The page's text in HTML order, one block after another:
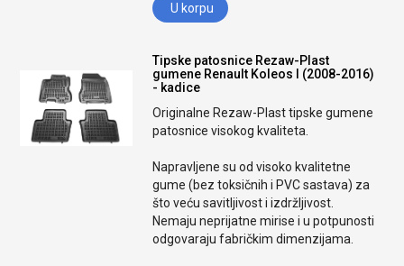
U korpu
Tipske patosnice Rezaw-Plast
gumene Renault Koleos I (2008-2016)
- kadice
Originalne Rezaw-Plast tipske gumene
patosnice visokog kvaliteta.
Napravljene su od visoko kvalitetne
gume (bez toksičnih i PVC sastava) za
što veću savitljivost i izdržljivost.
Nemaju neprijatne mirise i u potpunosti
odgovaraju fabričkim dimenzijama.